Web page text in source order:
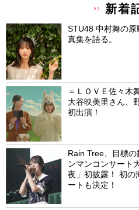
新着
STU48 中村舞の
真集を語る。
＝ＬＯＶＥ佐々木
大谷映美里さん、
初出演！
Rain Tree、目標
ンマンコンサート
夜」初披露！ 初の
ートも決定！